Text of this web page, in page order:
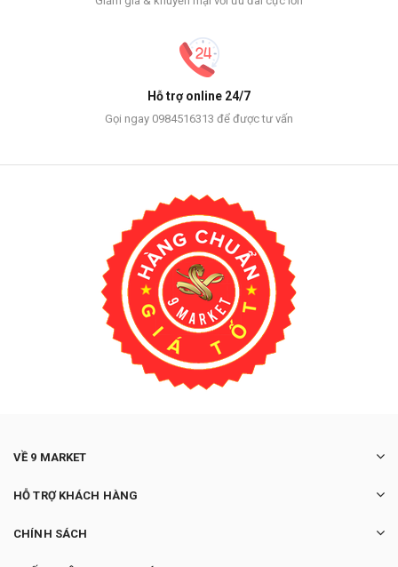
Hỗ trợ online 24/7
Gọi ngay 0984516313 để được tư vấn
VỀ 9 MARKET
HỖ TRỢ KHÁCH HÀNG
CHÍNH SÁCH